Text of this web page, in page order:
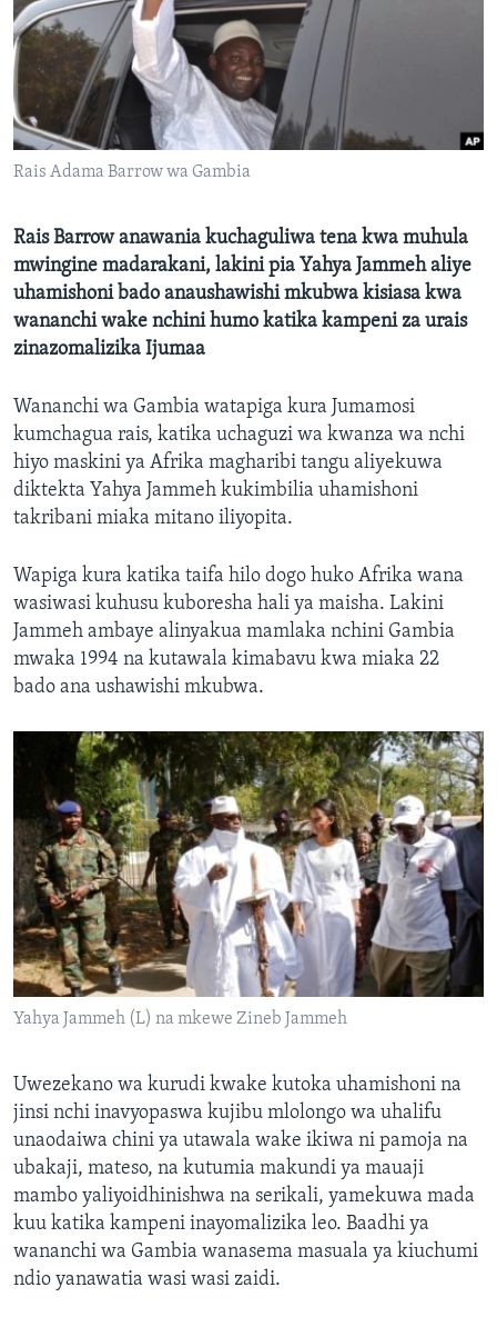
Rais Adama Barrow wa Gambia
Rais Barrow anawania kuchaguliwa tena kwa muhula
mwingine madarakani, lakini pia Yahya Jammeh aliye
uhamishoni bado anaushawishi mkubwa kisiasa kwa
wananchi wake nchini humo katika kampeni za urais
zinazomalizika Ijumaa
Wananchi wa Gambia watapiga kura Jumamosi
kumchagua rais, katika uchaguzi wa kwanza wa nchi
hiyo maskini ya Afrika magharibi tangu aliyekuwa
diktekta Yahya Jammeh kukimbilia uhamishoni
takribani miaka mitano iliyopita.
Wapiga kura katika taifa hilo dogo huko Afrika wana
wasiwasi kuhusu kuboresha hali ya maisha. Lakini
Jammeh ambaye alinyakua mamlaka nchini Gambia
mwaka 1994 na kutawala kimabavu kwa miaka 22
bado ana ushawishi mkubwa.
Yahya Jammeh (L) na mkewe Zineb Jammeh
Uwezekano wa kurudi kwake kutoka uhamishoni na
jinsi nchi inavyopaswa kujibu mlolongo wa uhalifu
unaodaiwa chini ya utawala wake ikiwa ni pamoja na
ubakaji, mateso, na kutumia makundi ya mauaji
mambo yaliyoidhinishwa na serikali, yamekuwa mada
kuu katika kampeni inayomalizika leo. Baadhi ya
wananchi wa Gambia wanasema masuala ya kiuchumi
ndio yanawatia wasi wasi zaidi.